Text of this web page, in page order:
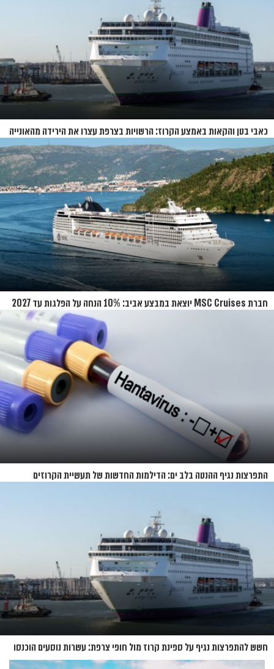
כאבי בטן והקאות באמצע הקרוז: הרשויות בצרפת עצרו את הירידה מהאונייה
חברת MSC Cruises יוצאת במבצע אביב: 10% הנחה על הפלגות עד 2027
התפרצות נגיף ההנטה בלב ים: הדילמות החדשות של תעשיית הקרוזים
חשש להתפרצות נגיף על ספינת קרוז מול חופי צרפת: עשרות נוסעים הוכנסו
לבידוד